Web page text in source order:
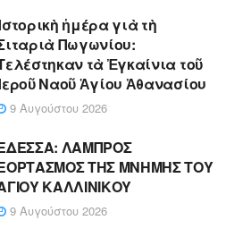
ἡμέρα γιὰ τὴ
Πωγωνίου:
τὰ Ἐγκαίνια τοῦ
Ναοῦ Ἁγίου Ἀθανασίου
9 Αυγούστου 2026
ΛΑΜΠΡΟΣ
ΤΗΣ ΜΝΗΜΗΣ ΤΟΥ
ΚΑΛΛΙΝΙΚΟΥ
9 Αυγούστου 2026